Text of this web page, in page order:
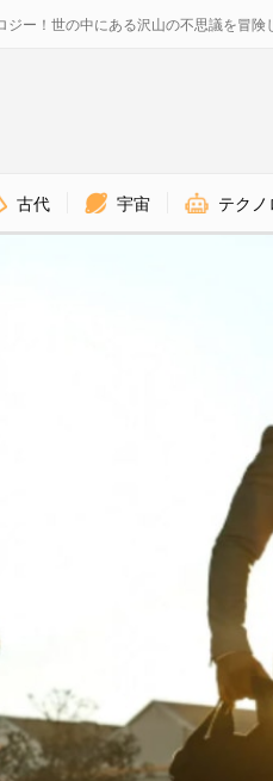
ー！世の中にある沢山の不思議を冒険
古代 宇宙 テク